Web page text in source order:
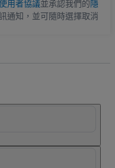
用者協議並承認我們的隱
通知，並可隨時選擇取消